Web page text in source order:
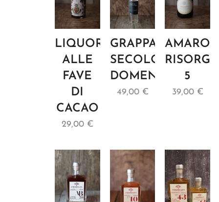
LIQUORE
ALLE
FAVE
DI
CACAO
29,00€
GRAPPA
SECOLO
DOMENIS
49,00€
AMARO
5
39,00€